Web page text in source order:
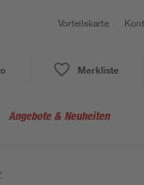
Vorteilskarte
Merkliste
Angebote & Neuheiten